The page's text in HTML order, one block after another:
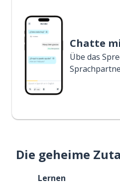
Chatte
Übe das
Die geheime
Lernen